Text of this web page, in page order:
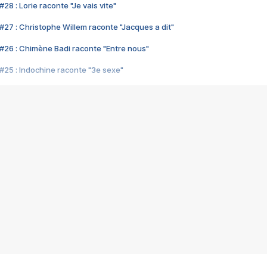
#28 : Lorie raconte "Je vais vite"
#27 : Christophe Willem raconte "Jacques a dit"
#26 : Chimène Badi raconte "Entre nous"
#25 : Indochine raconte "3e sexe"